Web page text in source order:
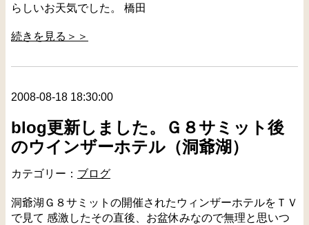
らしいお天気でした。 橋田
続きを見る＞＞
2008-08-18 18:30:00
blog更新しました。Ｇ８サミット後
のウインザーホテル（洞爺湖）
カテゴリー： ブログ
洞爺湖Ｇ８サミットの開催されたウィンザーホテルをＴＶ
で見て 感激したその直後、お盆休みなので無理と思いつ